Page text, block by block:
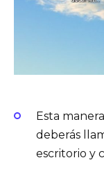
Esta
deberás
escritorio y